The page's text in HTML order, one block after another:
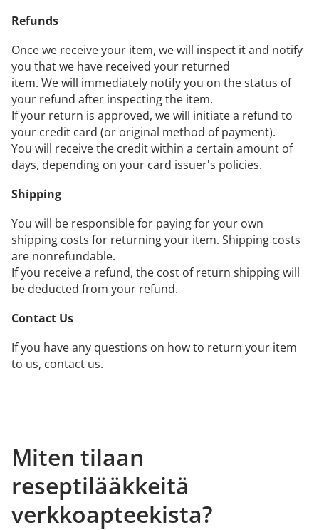
Refunds
Once we receive your item, we will inspect it and notify
you that we have received your returned
item. We will immediately notify you on the status of
your refund after inspecting the item.
If your return is approved, we will initiate a refund to
your credit card (or original method of payment).
You will receive the credit within a certain amount of
days, depending on your card issuer's policies.
Shipping
You will be responsible for paying for your own
shipping costs for returning your item. Shipping costs
are non­refundable.
If you receive a refund, the cost of return shipping will
be deducted from your refund.
Contact Us
If you have any questions on how to return your item
to us, contact us.
Miten tilaan
reseptilääkkeitä
verkkoapteekista?